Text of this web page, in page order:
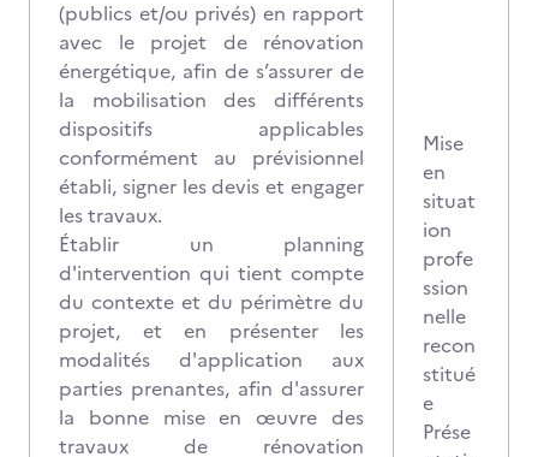
(publics et/ou privés) en rapport
avec le projet de rénovation
énergétique, afin de s’assurer de
la mobilisation des différents
dispositifs applicables
conformément au prévisionnel
établi, signer les devis et engager
les travaux.
Établir un planning
d'intervention qui tient compte
du contexte et du périmètre du
projet, et en présenter les
modalités d'application aux
parties prenantes, afin d'assurer
la bonne mise en œuvre des
travaux de rénovation
Mise
en
situat
ion
profe
ssion
nelle
recon
stitué
e
Prése